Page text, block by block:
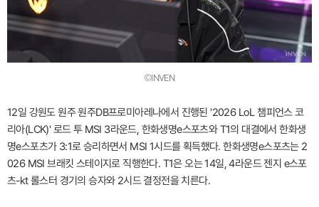
©INVEN
12일 강원도 원주 원주DB프로미아레나에서 진행된 '2026 LoL 챔피언스 코
리아(LCK)' 로드 투 MSI 3라운드, 한화생명e스포츠와 T1의 대결에서 한화생
명e스포츠가 3:1로 승리하면서 MSI 1시드를 획득했다. 한화생명e스포츠는 2
026 MSI 브래킷 스테이지로 직행한다. T1은 오는 14일, 4라운드 젠지 e스포
츠-kt 롤스터 경기의 승자와 2시드 결정전을 치른다.